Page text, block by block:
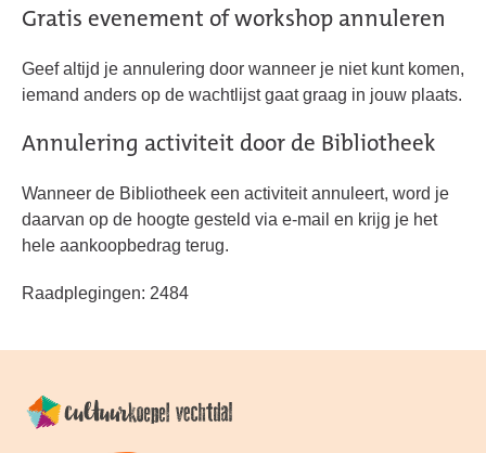
Gratis evenement of workshop annuleren
Geef altijd je annulering door wanneer je niet kunt komen,
iemand anders op de wachtlijst gaat graag in jouw plaats.
Annulering activiteit door de Bibliotheek
Wanneer de Bibliotheek een activiteit annuleert, word je
daarvan op de hoogte gesteld via e-mail en krijg je het
hele aankoopbedrag terug.
Raadplegingen: 2484